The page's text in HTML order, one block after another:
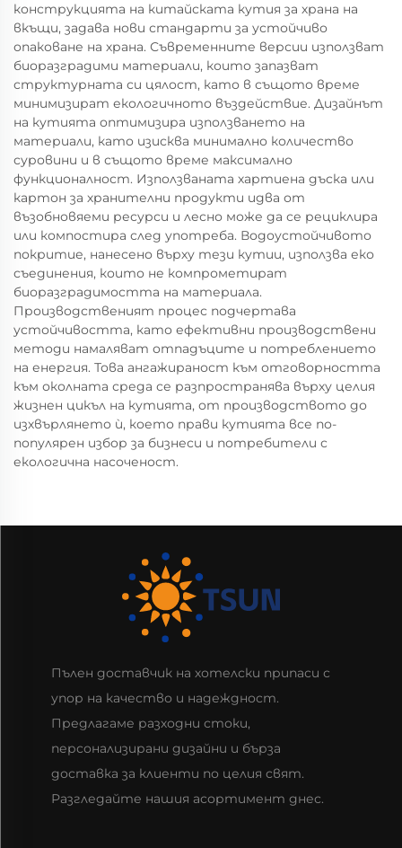
конструкцията на китайската кутия за храна на
вкъщи, задава нови стандарти за устойчиво
опаковане на храна. Съвременните версии използват
биоразградими материали, които запазват
структурната си цялост, като в същото време
минимизират екологичното въздействие. Дизайнът
на кутията оптимизира използването на
материали, като изисква минимално количество
суровини и в същото време максимално
функционалност. Използваната хартиена дъска или
картон за хранителни продукти идва от
възобновяеми ресурси и лесно може да се рециклира
или компостира след употреба. Водоустойчивото
покритие, нанесено върху тези кутии, използва еко
съединения, които не компрометират
биоразградимостта на материала.
Производственият процес подчертава
устойчивостта, като ефективни производствени
методи намаляват отпадъците и потреблението
на енергия. Това ангажираност към отговорността
към околната среда се разпространява върху целия
жизнен цикъл на кутията, от производството до
изхвърлянето ѝ, което прави кутията все по-
популярен избор за бизнеси и потребители с
екологична насоченост.
Пълен доставчик на хотелски припаси с
упор на качество и надеждност.
Предлагаме разходни стоки,
персонализирани дизайни и бърза
доставка за клиенти по целия свят.
Разгледайте нашия асортимент днес.